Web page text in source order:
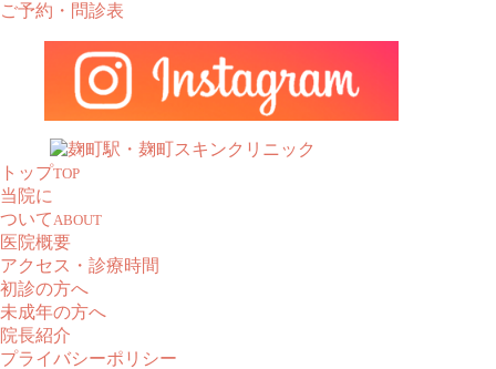
ご予約・問診表
トップTOP
当院に
ついてABOUT
医院概要
アクセス・診療時間
初診の方へ
未成年の方へ
院長紹介
プライバシーポリシー